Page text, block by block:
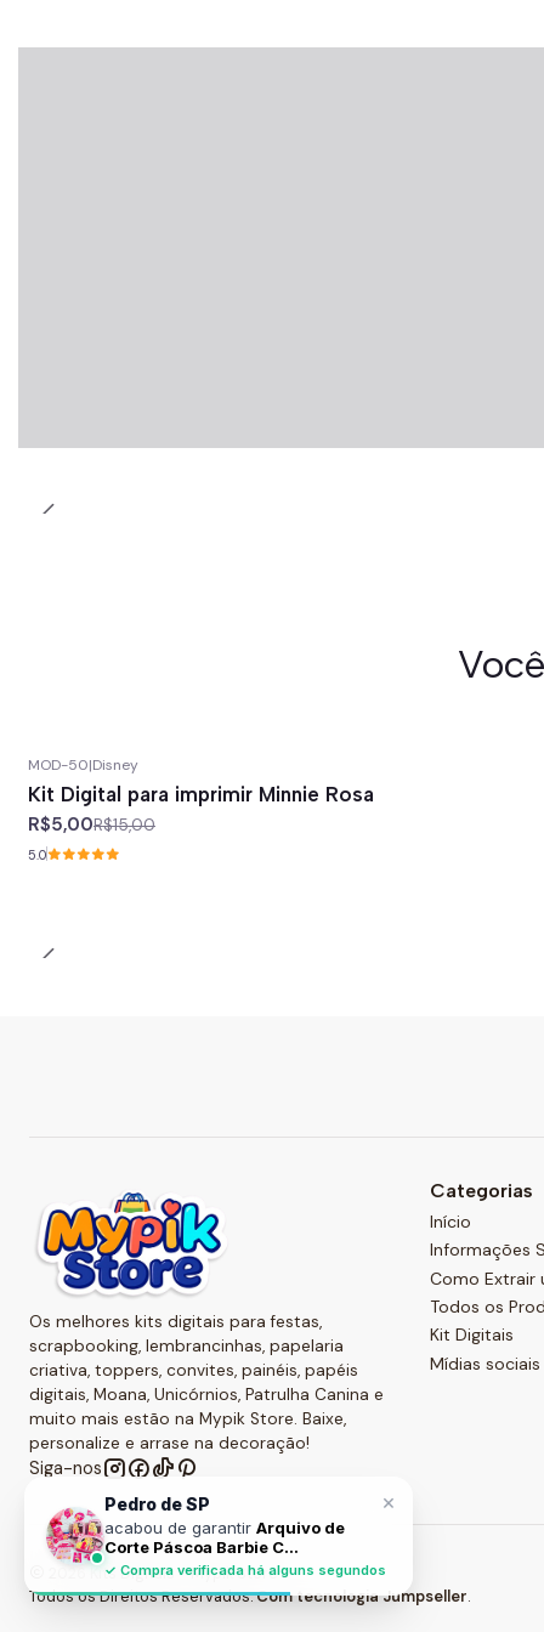
MOD-50|Disney
Kit Digital para imprimir Minnie Rosa
R$5,00R$15,00
5.0
Os melhores kits digitais para festas,
scrapbooking, lembrancinhas, papelaria
criativa, toppers, convites, painéis, papéis
digitais, Moana, Unicórnios, Patrulha Canina e
muito mais estão na Mypik Store. Baixe,
personalize e arrase na decoração!
Siga-nos
Categorias
Início
Informações
Como Extrair
Todos os
Kit Digitais
Mídias sociais
2026 Kits Digitais - Mypik Store .
Todos os Direitos Reservados.Com tecnologia Jumpseller.
×
Pedro de SP
acabou de garantir Arquivo de
Corte Páscoa Barbie C...
✓ Compra verificada há alguns segundos